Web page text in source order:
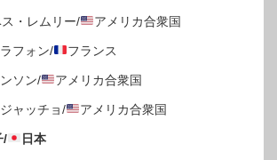
・レムリー/ アメリカ合衆国
フォン/ フランス
ソン/ アメリカ合衆国
ャッチョ/ アメリカ合衆国
/ 日本